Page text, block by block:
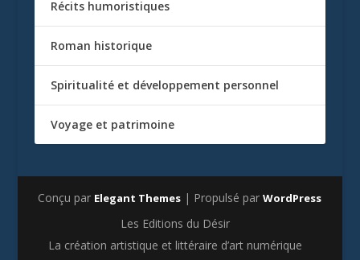
Récits humoristiques
Roman historique
Spiritualité et développement personnel
Voyage et patrimoine
Conçu par Elegant Themes | Propulsé parWordPress
Les Editions du Désir
La création artistique et littéraire d’art numérique